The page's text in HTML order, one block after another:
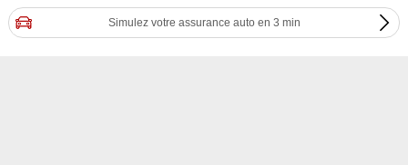
Simulez votre assurance auto en 3 min